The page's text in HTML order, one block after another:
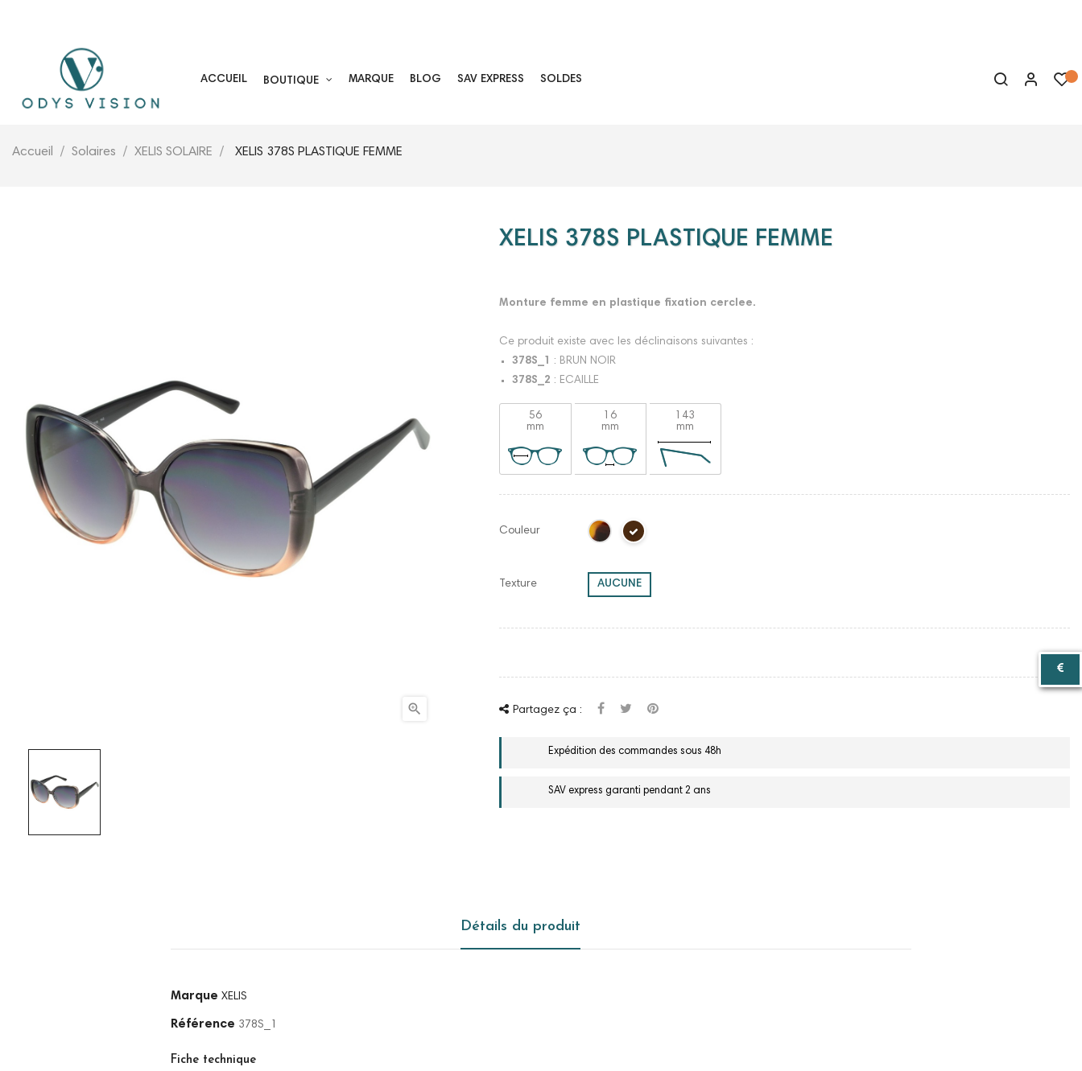
ACCUEIL BOUTIQUE MARQUE BLOG SAV EXPRESS SOLDES
Accueil Solaires XELIS SOLAIRE XELIS 378S PLASTIQUE FEMME

XELIS 378S PLASTIQUE FEMME
Monture femme en plastique fixation cerclee.
Ce produit existe avec les déclinaisons suivantes :
378S_1 : BRUN NOIR
378S_2 : ECAILLE
56
mm
16
mm
143
mm
Couleur
Texture AUCUNE
Partagez ça :
Expédition des commandes sous 48h
SAV express garanti pendant 2 ans
Détails du produit
Marque XELIS
Référence 378S_1
Fiche technique